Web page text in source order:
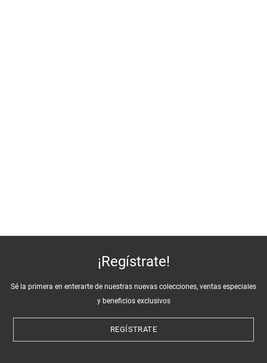
¡Regístrate!
Sé la primera en enterarte de nuestras nuevas colecciones, ventas especiales
y beneficios exclusivos
REGÍSTRATE